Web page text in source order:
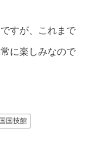
すが、これまで
に楽しみなので
国技館